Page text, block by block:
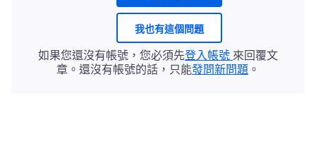
我也有這個問題
如果您還沒有帳號，您必須先登入帳號 來回覆文
章。還沒有帳號的話，只能發問新問題 。